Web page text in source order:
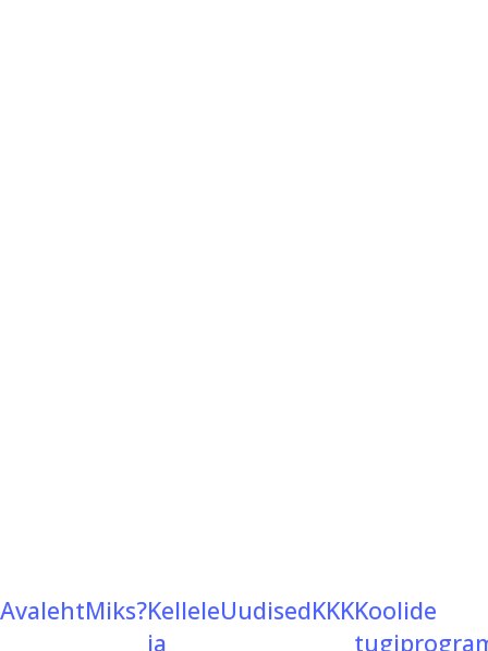
AvalehtMiks?Kellele
ja
UudisedKKKKoolide